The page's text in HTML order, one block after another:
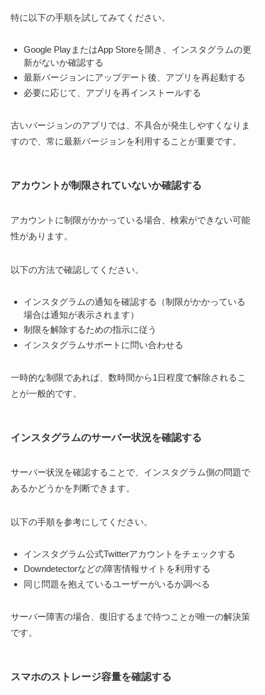
特に以下の手順を試してみてください。
Google PlayまたはApp Storeを開き、インスタグラムの更
新がないか確認する
最新バージョンにアップデート後、アプリを再起動する
必要に応じて、アプリを再インストールする
古いバージョンのアプリでは、不具合が発生しやすくなりま
すので、常に最新バージョンを利用することが重要です。
アカウントが制限されていないか確認する
アカウントに制限がかかっている場合、検索ができない可能
性があります。
以下の方法で確認してください。
インスタグラムの通知を確認する（制限がかかっている
場合は通知が表示されます）
制限を解除するための指示に従う
インスタグラムサポートに問い合わせる
一時的な制限であれば、数時間から1日程度で解除されるこ
とが一般的です。
インスタグラムのサーバー状況を確認する
サーバー状況を確認することで、インスタグラム側の問題で
あるかどうかを判断できます。
以下の手順を参考にしてください。
インスタグラム公式Twitterアカウントをチェックする
Downdetectorなどの障害情報サイトを利用する
同じ問題を抱えているユーザーがいるか調べる
サーバー障害の場合、復旧するまで待つことが唯一の解決策
です。
スマホのストレージ容量を確認する